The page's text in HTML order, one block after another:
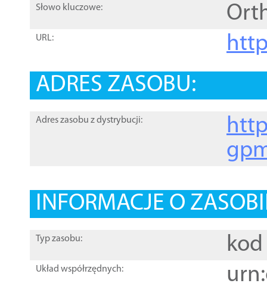
Słowo kluczowe:
URL:
ADRES ZASOBU:
Adres zasobu z dystrybucji:
INFORMACJE O
Typ zasobu: kod
Układ współrzędnych: